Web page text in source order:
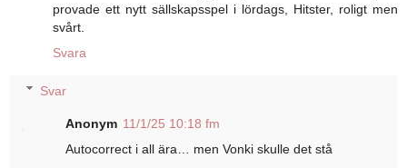
provade ett nytt sällskapsspel i lördags, Hitster, roligt men
svårt.
Svara
Svar
Anonym 11/1/25 10:18 fm
Autocorrect i all ära… men Vonki skulle det stå